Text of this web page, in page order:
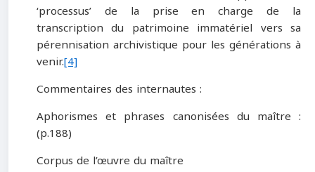
‘processus’ de la prise en charge de la
transcription du patrimoine immatériel vers sa
pérennisation archivistique pour les générations à
venir.[4]
Commentaires des internautes :
Aphorismes et phrases canonisées du maître :
(p.188)
Corpus de l’œuvre du maître